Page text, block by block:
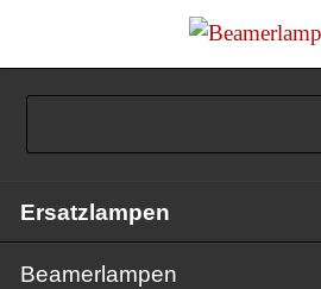
überspringen
Ersatzlampen
Beamerlampen